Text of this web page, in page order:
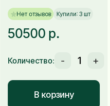
Нет отзывов Купили: 3 шт
50500 р.
Количество: - +
В корзину